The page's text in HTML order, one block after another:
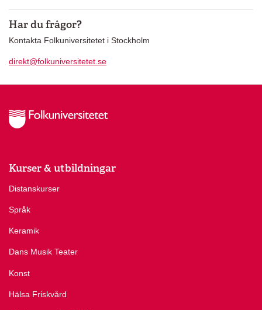
Har du frågor?
Kontakta Folkuniversitetet i Stockholm
direkt@folkuniversitetet.se
Kurser & utbildningar
Distanskurser
Språk
Keramik
Dans Musik Teater
Konst
Hälsa Friskvård